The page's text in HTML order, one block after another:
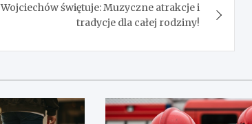
Wojciechów świętuje: Muzyczne atrakcje i
tradycje dla całej rodziny!